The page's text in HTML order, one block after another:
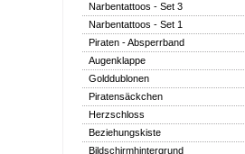
Narbentattoos - Set 3
Narbentattoos - Set 1
Piraten - Absperrband
Augenklappe
Golddublonen
Piratensäckchen
Herzschloss
Beziehungskiste
Bildschirmhintergrund